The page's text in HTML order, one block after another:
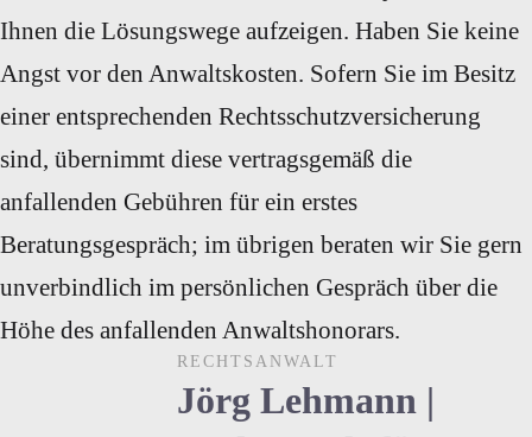
Ihnen die Lösungswege aufzeigen. Haben Sie keine
Angst vor den Anwaltskosten. Sofern Sie im Besitz
einer entsprechenden Rechtsschutzversicherung
sind, übernimmt diese vertragsgemäß die
anfallenden Gebühren für ein erstes
Beratungsgespräch; im übrigen beraten wir Sie gern
unverbindlich im persönlichen Gespräch über die
Höhe des anfallenden Anwaltshonorars.
RECHTSANWALT
Jörg Lehmann |